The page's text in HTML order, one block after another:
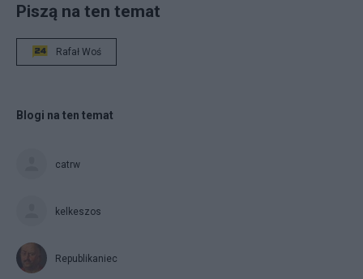
Piszą na ten temat
Rafał Woś
Blogi na ten temat
catrw
kelkeszos
Republikaniec